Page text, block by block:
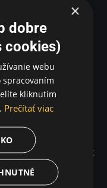
záhradníkom
Renoirovi a
tretím režisérom,
Denník
ktorá na
boháčov.
prichádza na
francúzsky vidiek k
vyrovnať tak so
i s nevrlou paňou
×
dobre
cookies)
webu
kliknutím
Prečítať viac